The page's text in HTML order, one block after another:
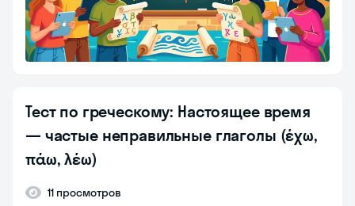
Тест по греческому: Настоящее время
— частые неправильные глаголы (έχω,
πάω, λέω)
11 просмотров